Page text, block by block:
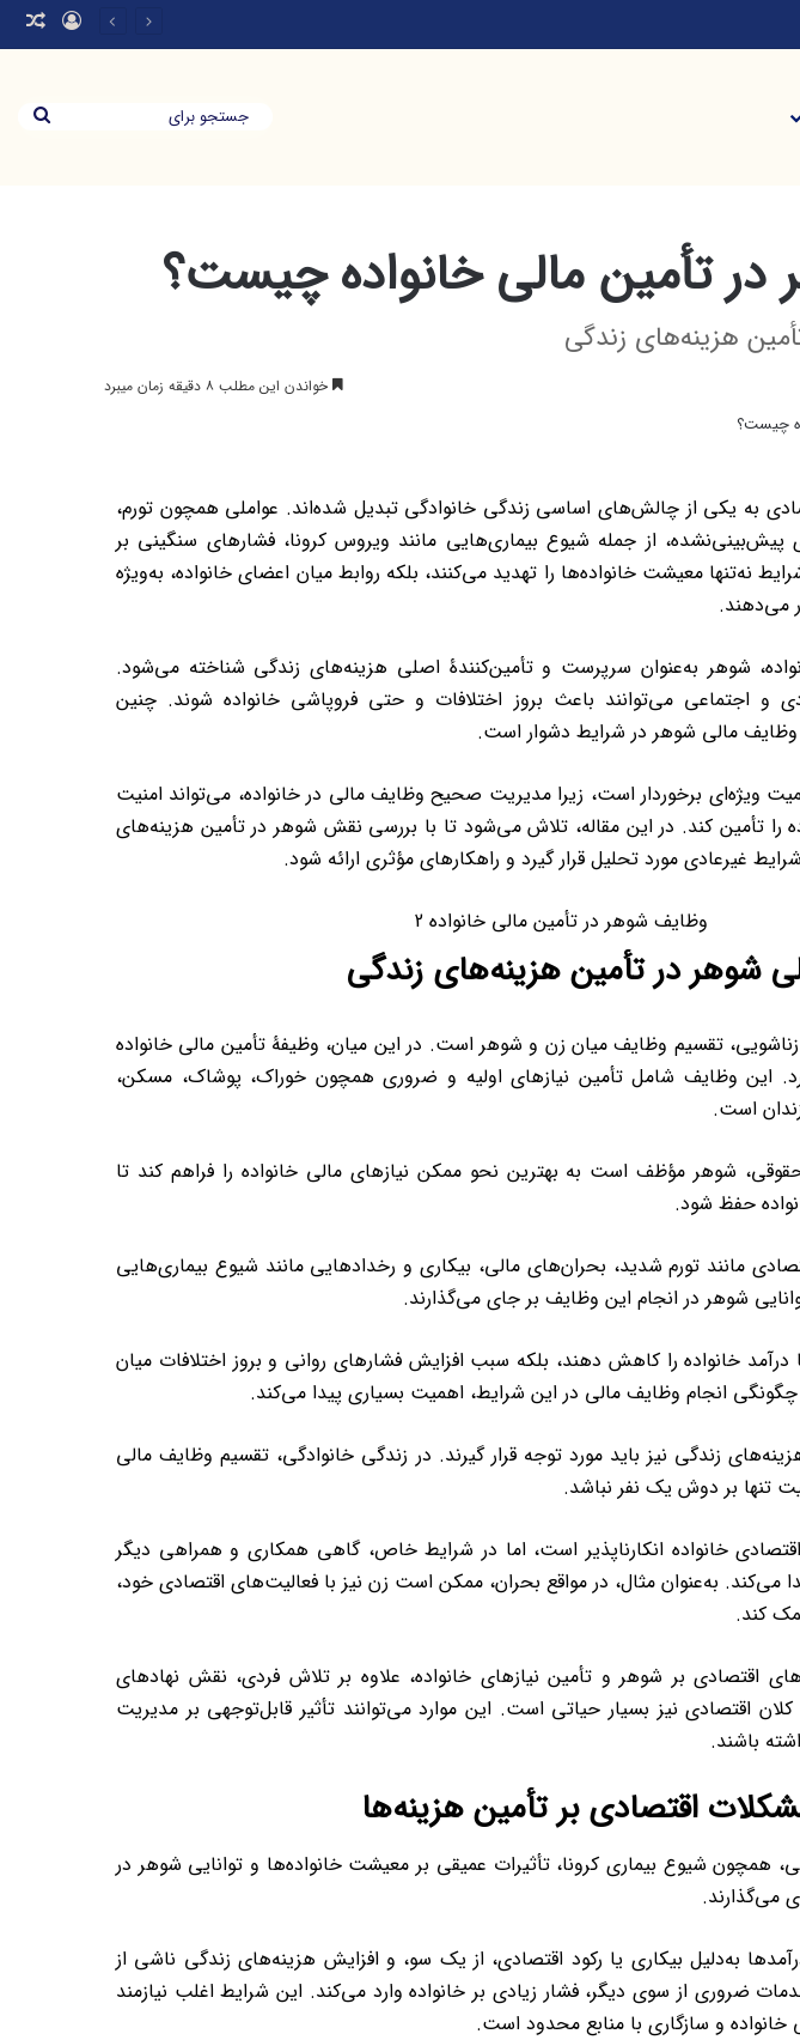
تأمین مالی خانواده چیست؟
هزینه‌های زندگی
خواندن این مطلب ۸ دقیقه زمان میبرد
به یکی از چالش‌های اساسی زندگی خانوادگی تبدیل شده‌اند. عواملی همچون تورم،
از جمله شیوع بیماری‌هایی مانند ویروس کرونا، فشارهای سنگینی بر
نه‌تنها معیشت خانواده‌ها را تهدید می‌کنند، بلکه روابط میان اعضای خانواده، به‌ویژه
می‌دهند.
شوهر به‌عنوان سرپرست و تأمین‌کنندۀ اصلی هزینه‌های زندگی شناخته می‌شود.
و اجتماعی می‌توانند باعث بروز اختلافات و حتی فروپاشی خانواده شوند. چنین
وظایف مالی شوهر در شرایط دشوار است.
ویژه‌ای برخوردار است، زیرا مدیریت صحیح وظایف مالی در خانواده، می‌تواند امنیت
را تأمین کند. در این مقاله، تلاش می‌شود تا با بررسی نقش شوهر در تأمین هزینه‌های
غیرعادی مورد تحلیل قرار گیرد و راهکارهای مؤثری ارائه شود.
شوهر در تأمین هزینه‌های زندگی
تقسیم وظایف میان زن و شوهر است. در این میان، وظیفۀ تأمین مالی خانواده
این وظایف شامل تأمین نیازهای اولیه و ضروری همچون خوراک، پوشاک، مسکن،
است.
شوهر مؤظف است به بهترین نحو ممکن نیازهای مالی خانواده را فراهم کند تا
حفظ شود.
مانند تورم شدید، بحران‌های مالی، بیکاری و رخدادهایی مانند شیوع بیماری‌هایی
شوهر در انجام این وظایف بر جای می‌گذارند.
خانواده را کاهش دهند، بلکه سبب افزایش فشارهای روانی و بروز اختلافات میان
انجام وظایف مالی در این شرایط، اهمیت بسیاری پیدا می‌کند.
زندگی نیز باید مورد توجه قرار گیرند. در زندگی خانوادگی، تقسیم وظایف مالی
تنها بر دوش یک نفر نباشد.
خانواده انکارناپذیر است، اما در شرایط خاص، گاهی همکاری و همراهی دیگر
می‌کند. به‌عنوان مثال، در مواقع بحران، ممکن است زن نیز با فعالیت‌های اقتصادی خود،
کند.
اقتصادی بر شوهر و تأمین نیازهای خانواده، علاوه بر تلاش فردی، نقش نهادهای
اقتصادی نیز بسیار حیاتی است. این موارد می‌توانند تأثیر قابل‌توجهی بر مدیریت
باشند.
اقتصادی بر تأمین هزینه‌ها
همچون شیوع بیماری کرونا، تأثیرات عمیقی بر معیشت خانواده‌ها و توانایی شوهر در
می‌گذارند.
به‌دلیل بیکاری یا رکود اقتصادی، از یک سو، و افزایش هزینه‌های زندگی ناشی از
ضروری از سوی دیگر، فشار زیادی بر خانواده وارد می‌کند. این شرایط اغلب نیازمند
خانواده و سازگاری با منابع محدود است.